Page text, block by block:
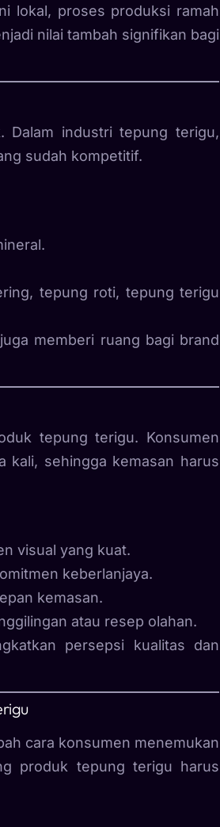
lokal, proses produksi ramah
nilai tambah signifikan bagi
Dalam industri tepung terigu,
sudah kompetitif.
tepung roti, tepung terigu
memberi ruang bagi brand
tepung terigu. Konsumen
kali, sehingga kemasan harus
visual yang kuat.
keberlanjaya.
kemasan.
atau resep olahan.
persepsi kualitas dan
cara konsumen menemukan
produk tepung terigu harus